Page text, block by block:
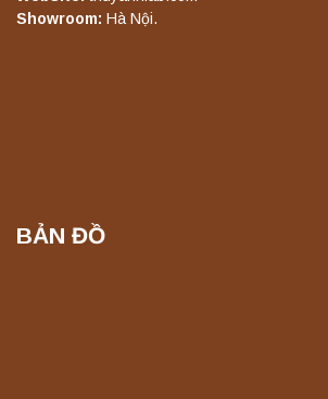
Liên hệ
Showroom: Hà Nội.
BẢN ĐỒ